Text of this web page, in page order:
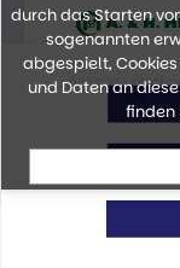
Auszug
durch das Starten
sogenannten
abgespielt,
und Daten an
finden